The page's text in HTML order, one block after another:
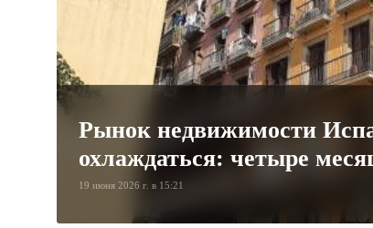
Рынок недвижимости
охлаждаться: четыре
19 июня 2026 г. в 15:21